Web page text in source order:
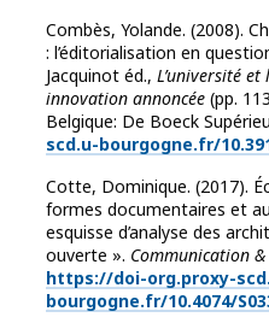
Combès, Yolande. (2008).
: l’éditorialisation en
Jacquinot éd., L’université et
innovation annoncée (pp.
Belgique: De Boeck
scd.u-bourgogne.fr/
Cotte, Dominique. (2017).
formes documentaires et
esquisse d’analyse des
ouverte ». Communication
https://doi-org.proxy-
bourgogne.fr/10.4074/